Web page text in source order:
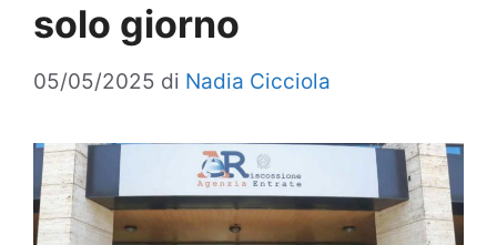
solo giorno
05/05/2025 di Nadia Cicciola